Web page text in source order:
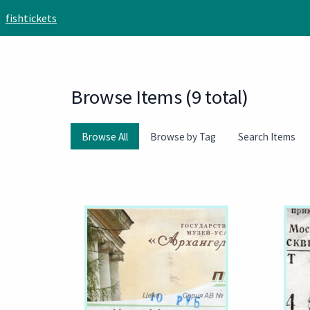
fishtickets
Browse Items (9 total)
Browse All Browse by Tag Search Items